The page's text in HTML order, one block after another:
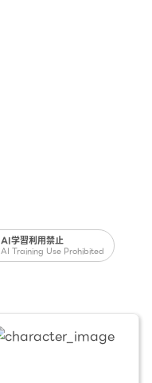
AI学習利用禁止
AI Training Use Prohibited